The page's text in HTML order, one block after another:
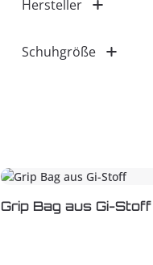
Hersteller
Schuhgröße
Grip Bag aus Gi-Stoff